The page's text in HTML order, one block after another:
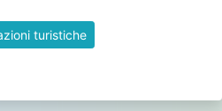
turistiche